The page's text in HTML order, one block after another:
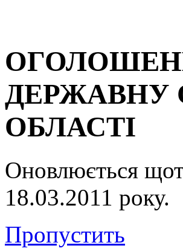
ДЕРЖАВНУ
ОБЛАСТІ
Оновлюється
18.03.2011 року.
Пропустить